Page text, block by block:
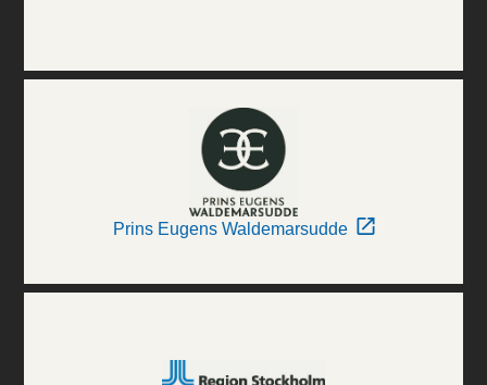
Prins Eugens Waldemarsudde